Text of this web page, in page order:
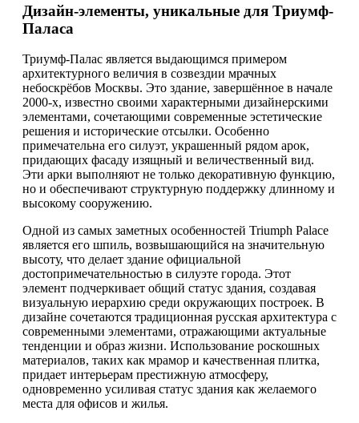
Дизайн-элементы, уникальные для Триумф-
Паласа
Триумф-Палас является выдающимся примером
архитектурного величия в созвездии мрачных
небоскрёбов Москвы. Это здание, завершённое в начале
2000-х, известно своими характерными дизайнерскими
элементами, сочетающими современные эстетические
решения и исторические отсылки. Особенно
примечательна его силуэт, украшенный рядом арок,
придающих фасаду изящный и величественный вид.
Эти арки выполняют не только декоративную функцию,
но и обеспечивают структурную поддержку длинному и
высокому сооружению.
Одной из самых заметных особенностей Triumph Palace
является его шпиль, возвышающийся на значительную
высоту, что делает здание официальной
достопримечательностью в силуэте города. Этот
элемент подчеркивает общий статус здания, создавая
визуальную иерархию среди окружающих построек. В
дизайне сочетаются традиционная русская архитектура с
современными элементами, отражающими актуальные
тенденции и образ жизни. Использование роскошных
материалов, таких как мрамор и качественная плитка,
придает интерьерам престижную атмосферу,
одновременно усиливая статус здания как желаемого
места для офисов и жилья.